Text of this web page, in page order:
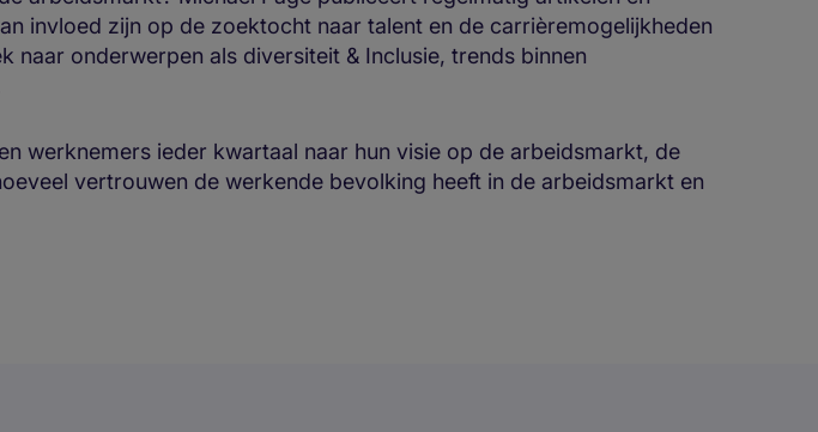
invloed zijn op de zoektocht naar talent en de carrièremogelijkheden
onderwerpen als diversiteit & Inclusie, trends binnen
werknemers ieder kwartaal naar hun visie op de arbeidsmarkt, de
vertrouwen de werkende bevolking heeft in de arbeidsmarkt en